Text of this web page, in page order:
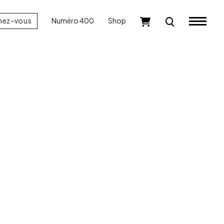
vous Numéro 400 Shop